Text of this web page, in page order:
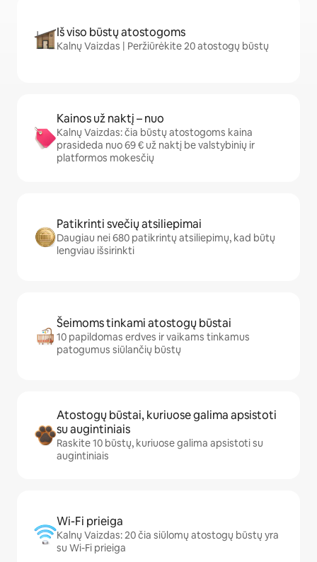
Iš viso būstų atostogoms
Kalnų Vaizdas | Peržiūrėkite 20 atostogų būstų
Kainos už naktį – nuo
Kalnų Vaizdas: čia būstų atostogoms kaina
prasideda nuo 69 € už naktį be valstybinių ir
platformos mokesčių
Patikrinti svečių atsiliepimai
Daugiau nei 680 patikrintų atsiliepimų, kad būtų
lengviau išsirinkti
Šeimoms tinkami atostogų būstai
10 papildomas erdves ir vaikams tinkamus
patogumus siūlančių būstų
Atostogų būstai, kuriuose galima apsistoti
su augintiniais
Raskite 10 būstų, kuriuose galima apsistoti su
augintiniais
Wi-Fi prieiga
Kalnų Vaizdas: 20 čia siūlomų atostogų būstų yra
su Wi-Fi prieiga